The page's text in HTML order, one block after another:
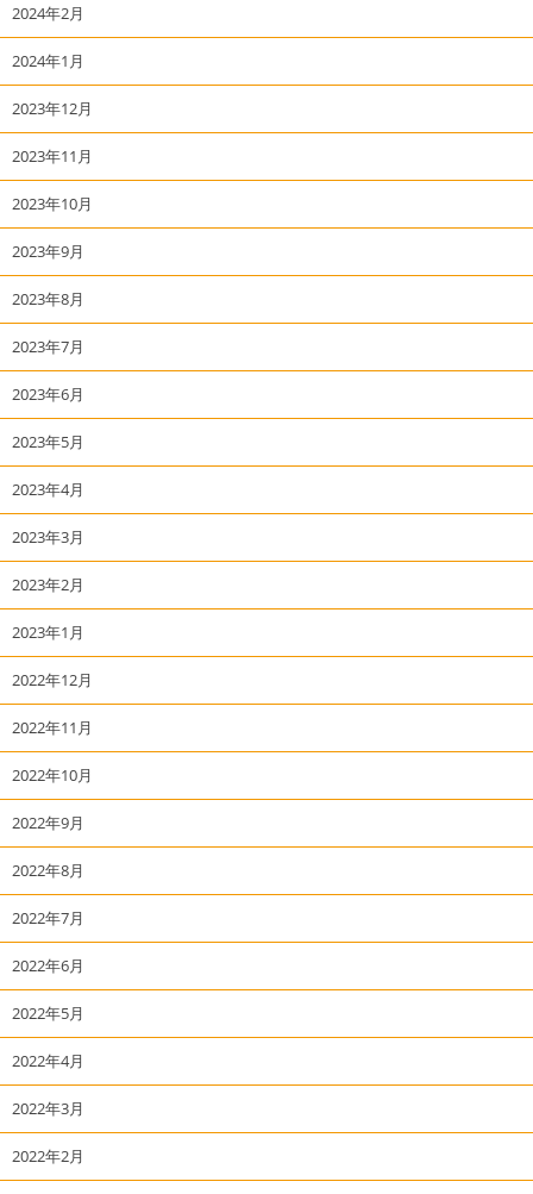
2024年2月
2024年1月
2023年12月
2023年11月
2023年10月
2023年9月
2023年8月
2023年7月
2023年6月
2023年5月
2023年4月
2023年3月
2023年2月
2023年1月
2022年12月
2022年11月
2022年10月
2022年9月
2022年8月
2022年7月
2022年6月
2022年5月
2022年4月
2022年3月
2022年2月